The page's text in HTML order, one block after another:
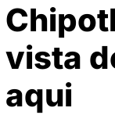
vista
aqui